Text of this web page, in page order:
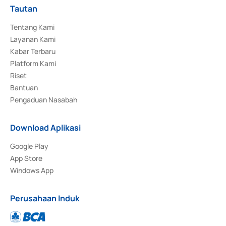
Tautan
Tentang Kami
Layanan Kami
Kabar Terbaru
Platform Kami
Riset
Bantuan
Pengaduan Nasabah
Download Aplikasi
Google Play
App Store
Windows App
Perusahaan Induk